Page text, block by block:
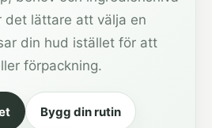
det lättare att välja en
din hud istället för att
förpackning.
Bygg din rutin